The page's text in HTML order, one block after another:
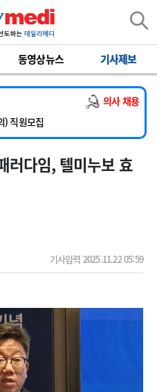
동영상뉴스 기사제보
의사 채용
집
기제 임상의사 채용
급전담) 계약직 의사 공개채용
) 직원모집
트1년차) 모집
집
기제 임상의사 채용
러다임, 텔미누보 효
기사입력 2025.11.22 05:59